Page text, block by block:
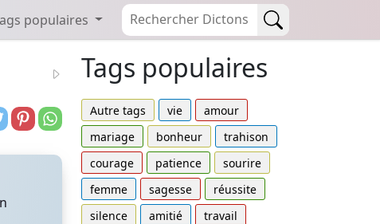
populaires
Tags populaires
Autre tags vie
amour
mariage
bonheur
trahison
courage
patience
sourire
femme
sagesse
réussite
silence
amitié
travail